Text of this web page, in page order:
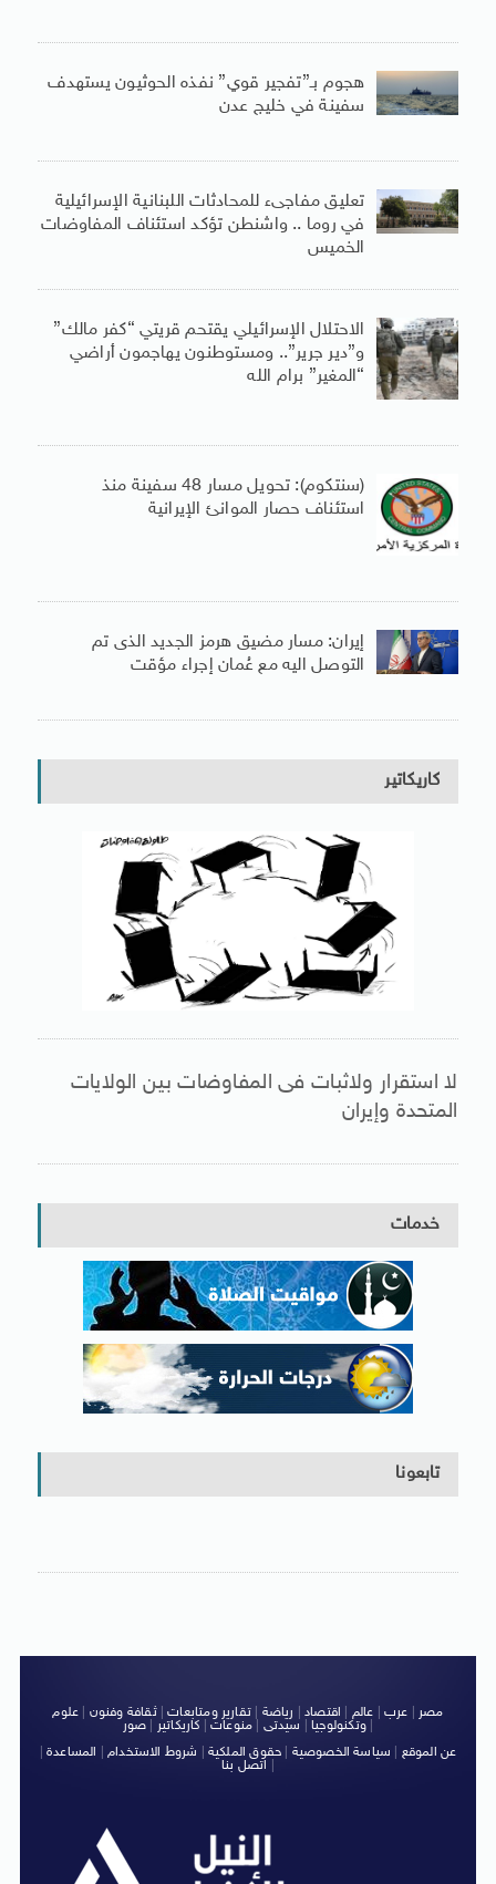
هجوم بـ”تفجير قوي” نفذه الحوثيون يستهدف
سفينة في خليج عدن
تعليق مفاجىء للمحادثات اللبنانية الإسرائيلية
في روما .. واشنطن تؤكد استئناف المفاوضات
الخميس
الاحتلال الإسرائيلي يقتحم قريتي “كفر مالك”
و”دير جرير”.. ومستوطنون يهاجمون أراضي
“المغير” برام الله
(سنتكوم): تحويل مسار 48 سفينة منذ
استئناف حصار الموانئ الإيرانية
إيران: مسار مضيق هرمز الجديد الذى تم
التوصل اليه مع عُمان إجراء مؤقت
كاريكاتير
لا استقرار ولاثبات فى المفاوضات بين الولايات
المتحدة وإيران
خدمات
تابعونا
مصر عرب عالم اقتصاد رياضة |تقارير ومتابعات|ثقافة وفنون
علوم
وتكنولوجيا| سيدتى منوعات كاريكاتير صور
|
عن الموقع
سياسة الخصوصية حقوق الملكية شروط الاستخدام| المساعدة|
اتصل بنا